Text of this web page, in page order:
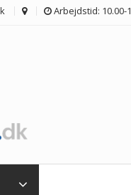
Arbejdstid: 10.00-